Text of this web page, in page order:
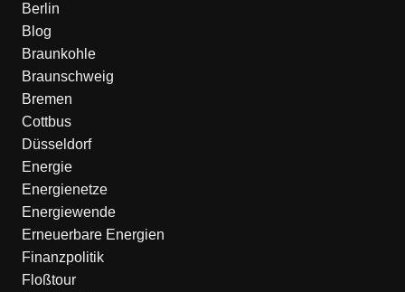
Berlin
Blog
Braunkohle
Braunschweig
Bremen
Cottbus
Düsseldorf
Energie
Energienetze
Energiewende
Erneuerbare Energien
Finanzpolitik
Floßtour